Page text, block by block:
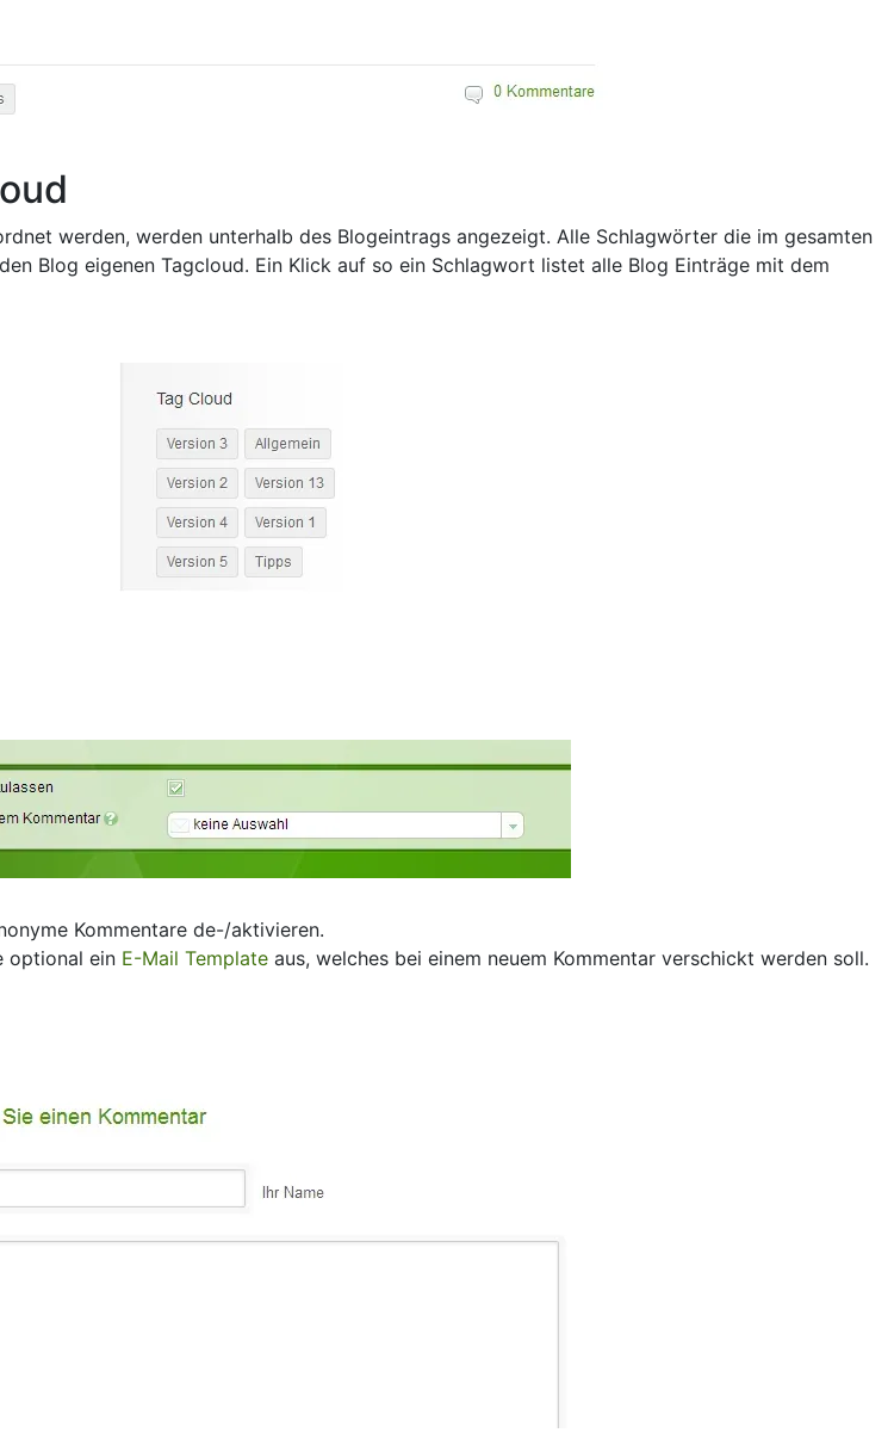
werden, werden unterhalb des Blogeintrags angezeigt. Alle Schlagwörter die im gesamten
Blog eigenen Tagcloud. Ein Klick auf so ein Schlagwort listet alle Blog Einträge mit dem
Kommentare de-/aktivieren.
optional ein E-Mail Template aus, welches bei einem neuem Kommentar verschickt werden soll.